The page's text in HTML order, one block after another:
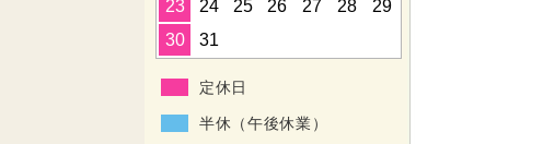
23
24 25 26 27 28
29
30
31
定休日
半休（午後休業）